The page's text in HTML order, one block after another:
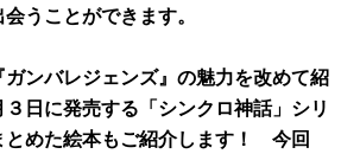
うことができます。
ンバレジェンズ』の魅力を改めて紹
日に発売する「シンクロ神話」シリ
とめた絵本もご紹介します！ 今回